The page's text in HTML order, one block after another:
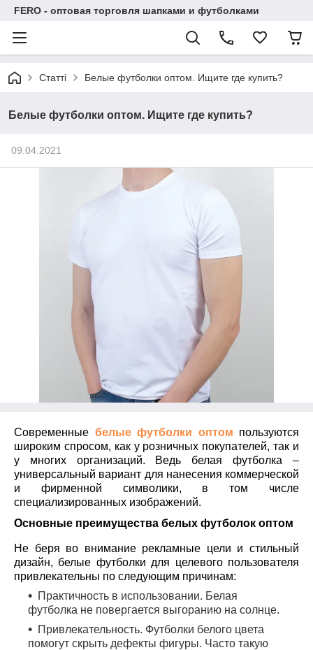
FERO - оптовая торговля шапками и футболками
Статті Белые футболки оптом. Ищите где купить?
Белые футболки оптом. Ищите где купить?
09.04.2021
Современные белые футболки оптом пользуются
широким спросом, как у розничных покупателей, так и
у многих организаций. Ведь белая футболка –
универсальный вариант для нанесения коммерческой
и фирменной символики, в том числе
специализированных изображений.
Основные преимущества белых футболок оптом
Не беря во внимание рекламные цели и стильный
дизайн, белые футболки для целевого пользователя
привлекательны по следующим причинам:
Практичность в использовании. Белая
футболка не повергается выгоранию на солнце.
Привлекательность. Футболки белого цвета
помогут скрыть дефекты фигуры. Часто такую